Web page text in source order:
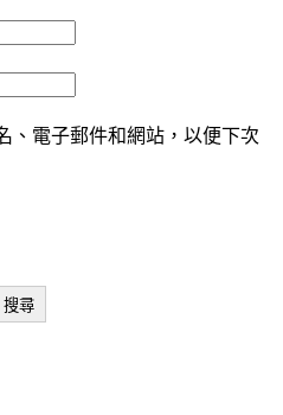
、電子郵件和網站，以便下次
搜尋